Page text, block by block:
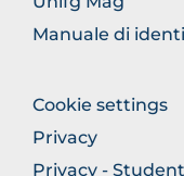
Manuale di
FOOTER
COLONNA
DESTRA
Cookie settings
Privacy
Privacy -